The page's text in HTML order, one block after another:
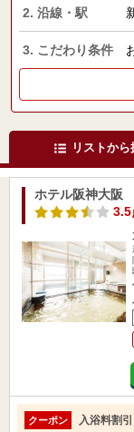
2. 沿線・駅
3. こだわり条件
リストから
ホテル阪神大阪
3.5
クーポン 入浴料割